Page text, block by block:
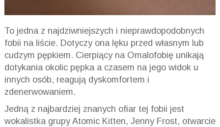
To jedna z najdziwniejszych i nieprawdopodobnych
fobii na liście. Dotyczy ona lęku przed własnym lub
cudzym pępkiem. Cierpiący na Omalofobięunikają
dotykania okolic pępka a czasem na jego widok u
innych osób, reagują dyskomfortem i
zdenerwowaniem.
Jedną z najbardziej znanych ofiar tej fobii jest
wokalistka grupyAtomic Kitten, Jenny Frost, otwarcie